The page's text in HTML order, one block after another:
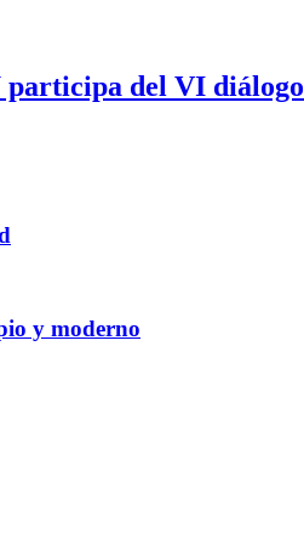
del VI
y moderno